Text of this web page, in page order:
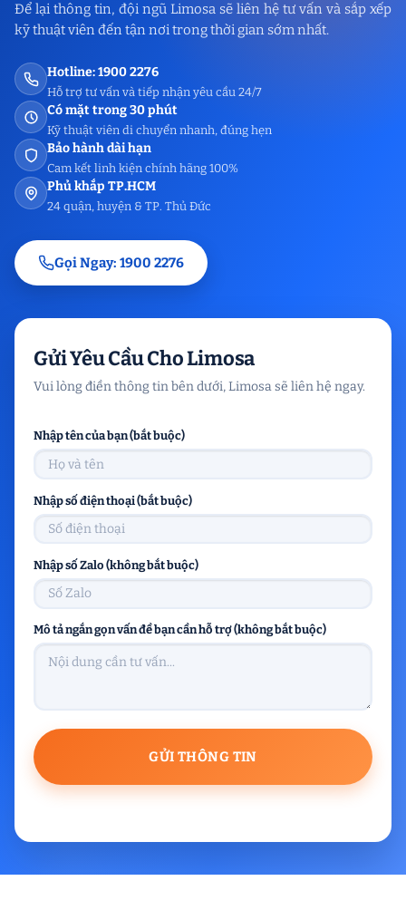
Để lại thông tin, đội ngũ Limosa sẽ liên hệ tư vấn và sắp xếp
kỹ thuật viên đến tận nơi trong thời gian sớm nhất.
Hotline: 1900 2276
Hỗ trợ tư vấn và tiếp nhận yêu cầu 24/7
Có mặt trong 30 phút
Kỹ thuật viên di chuyển nhanh, đúng hẹn
Bảo hành dài hạn
Cam kết linh kiện chính hãng 100%
Phủ khắp TP.HCM
24 quận, huyện & TP. Thủ Đức
Gọi Ngay: 1900 2276
Gửi Yêu Cầu Cho Limosa
Vui lòng điền thông tin bên dưới, Limosa sẽ liên hệ ngay.
Nhập tên của bạn (bắt buộc)
Nhập số điện thoại (bắt buộc)
Nhập số Zalo (không bắt buộc)
Mô tả ngắn gọn vấn đề bạn cần hỗ trợ (không bắt buộc)